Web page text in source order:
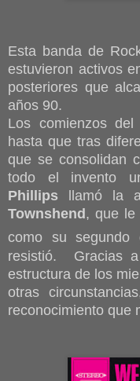
Esta banda de
estuvieron activos
posteriores que
años 90.
Los comienzos
hasta que tras
que se consolidan
todo el invento
Phillips llamó la
Townshend, que
como su segundo
resistió. Gracias a
estructura de los
otras
reconocimiento que